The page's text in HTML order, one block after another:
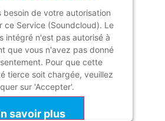
besoin de votre autorisation
ce Service (Soundcloud). Le
intégré n'est pas autorisé à
que vous n'avez pas donné
Pour que cette
tierce soit chargée, veuillez
sur 'Accepter'.
savoir plus